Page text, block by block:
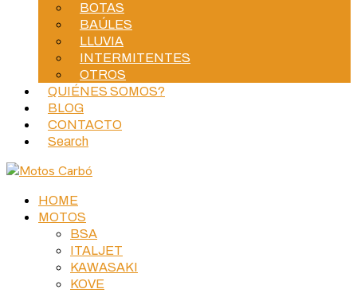
BOTAS
BAÚLES
LLUVIA
INTERMITENTES
OTROS
QUIÉNES SOMOS?
BLOG
CONTACTO
Search
HOME
MOTOS
BSA
ITALJET
KAWASAKI
KOVE